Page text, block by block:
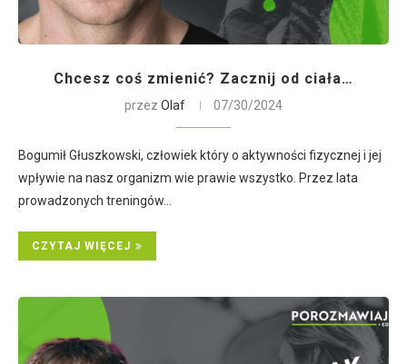
Chcesz coś zmienić? Zacznij od ciała…
przez Olaf 07/30/2024
Bogumił Głuszkowski, człowiek który o aktywności fizycznej i jej
wpływie na nasz organizm wie prawie wszystko. Przez lata
prowadzonych treningów…
CZYTAJ WIĘCEJ